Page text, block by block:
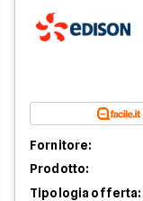
Fornitore:
Prodotto:
Tipologia offerta: